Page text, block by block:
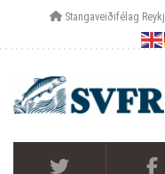
Stangaveiðifélag